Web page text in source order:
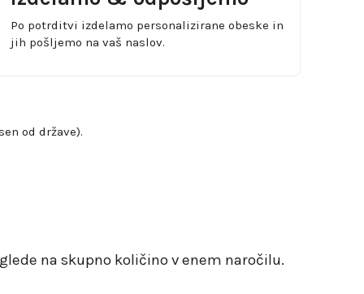
Po potrditvi izdelamo personalizirane obeske in
jih pošljemo na vaš naslov.
od države).
na skupno količino v enem naročilu.